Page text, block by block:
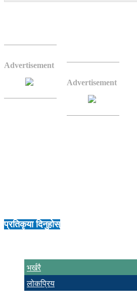
Advertisement
Advertisement
प्रतिकृया दिनुहोस्
भर्खरै
लोकप्रिय